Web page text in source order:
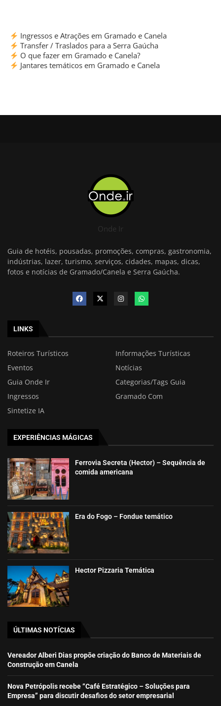
Ingressos e Atrações em Gramado e Canela
Transfer / Traslados para a Serra Gaúcha
O que fazer em Gramado e Canela?
Jantares temáticos em Gramado e Canela
Onde Ir
Guia de hotéis, pousadas, promoções, compras, gastronomia,
indústrias, lazer, turismo, serviços, cidades, mapas, dicas,
fotos e notícias de Gramado/Canela e Serra Gaúcha.
LINKS
Roteiros Turísticos
Informações Turísticas
Eventos
Notícias
Guia Onde Ir
Categorias/Tags Guia
Ingressos
Gramado Com
Sintetize IA
EXPERIÊNCIAS MÁGICAS
Ferrovia Secreta (Hector) – Sequência de
comida americana
Era do Fogo – Fondue temático
Hector Pizzaria Temática
ÚLTIMAS NOTÍCIAS
Vereador Alberi Dias propõe criação do Banco de Materiais de
Construção em Canela
Nova Petrópolis recebe “Café Estratégico – Soluções para
Empresa” para discutir desafios do setor empresarial